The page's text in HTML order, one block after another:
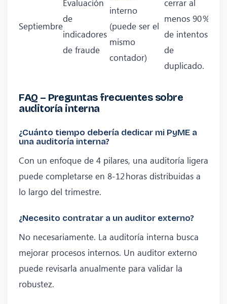
Septiembre
Evaluación
de
indicadores
de fraude
interno
(puede ser el
mismo
contador)
cerrar al
menos 90 %
de intentos
de
duplicado.
FAQ – Preguntas frecuentes sobre
auditoría interna
¿Cuánto tiempo debería dedicar mi PyME a
una auditoría interna?
Con un enfoque de 4 pilares, una auditoría ligera
puede completarse en 8‑12 horas distribuidas a
lo largo del trimestre.
¿Necesito contratar a un auditor externo?
No necesariamente. La auditoría interna busca
mejorar procesos internos. Un auditor externo
puede revisarla anualmente para validar la
robustez.